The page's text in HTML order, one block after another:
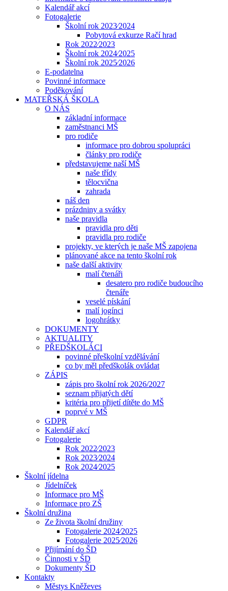
Kalendář akcí
Fotogalerie
Školní rok 2023⁄2024
Pobytová exkurze Račí hrad
Rok 2022⁄2023
Školní rok 2024⁄2025
Školní rok 2025⁄2026
E-podatelna
Povinné informace
Poděkování
MATEŘSKÁ ŠKOLA
O NÁS
základní informace
zaměstnanci MŠ
pro rodiče
informace pro dobrou spolupráci
články pro rodiče
představujeme naší MŠ
naše třídy
tělocvična
zahrada
náš den
prázdniny a svátky
naše pravidla
pravidla pro děti
pravidla pro rodiče
projekty, ve kterých je naše MŠ zapojena
plánované akce na tento školní rok
naše další aktivity
malí čtenáři
desatero pro rodiče budoucího
čtenáře
veselé pískání
malí jogínci
logohrátky
DOKUMENTY
AKTUALITY
PŘEDŠKOLÁCI
povinné přeškolní vzdělávání
co by měl předškolák ovládat
ZÁPIS
zápis pro školní rok 2026/2027
seznam přijatých dětí
kritéria pro přijetí dítěte do MŠ
poprvé v MŠ
GDPR
Kalendář akcí
Fotogalerie
Rok 2022⁄2023
Rok 2023⁄2024
Rok 2024⁄2025
Školní jídelna
Jídelníček
Informace pro MŠ
Informace pro ZŠ
Školní družina
Ze života školní družiny
Fotogalerie 2024⁄2025
Fotogalerie 2025⁄2026
Přijímání do ŠD
Činnosti v ŠD
Dokumenty ŠD
Kontakty
Městys Kněževes